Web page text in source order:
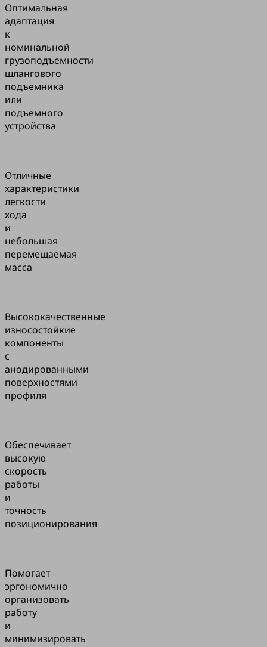
Оптимальная
адаптация
к
номинальной
грузоподъемности
шлангового
подъемника
или
подъемного
устройства
Отличные
характеристики
легкости
хода
и
небольшая
перемещаемая
масса
Высококачественные
износостойкие
компоненты
с
анодированными
поверхностями
профиля
Обеспечивает
высокую
скорость
работы
и
точность
позиционирования
Помогает
эргономично
организовать
работу
и
минимизировать